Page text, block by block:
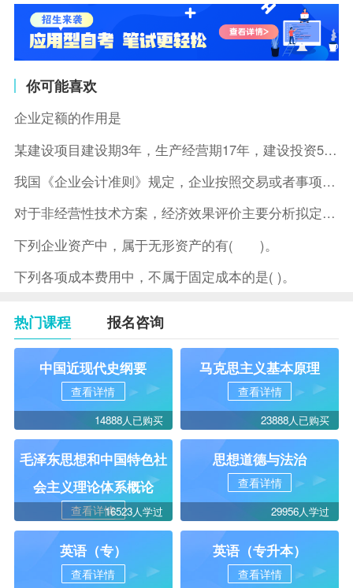
你可能喜欢
企业定额的作用是
某建设项目建设期3年，生产经营期17年，建设投资5500万元
我国《企业会计准则》规定，企业按照交易或者事项的经济特征确定
对于非经营性技术方案，经济效果评价主要分析拟定方案的( )。
下列企业资产中，属于无形资产的有( )。
下列各项成本费用中，不属于固定成本的是( )。
热门课程 报名咨询
中国近现代史纲要
查看详情
14888人已购买
马克思主义基本原理
查看详情
23888人已购买
毛泽东思想和中国特色社
会主义理论体系概论
查看详情16523人学过
思想道德与法治
查看详情
29956人学过
英语（专）
查看详情
英语（专升本）
查看详情